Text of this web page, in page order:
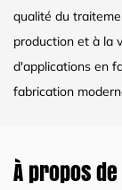
qualité du
production et à la
d'applications en
fabrication
À propos